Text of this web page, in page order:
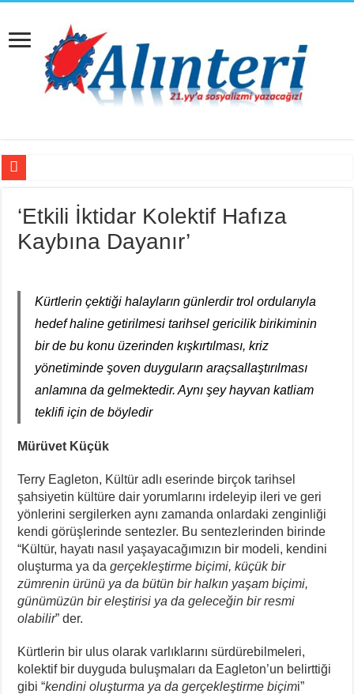
Hissizleşmenin Anatomisi
“Siyasi Bilinç” Kavramının Unsurları
İsviçre’nin İade Ettiği Bahar Yalçınkaya Türkiye’de Tutuklandı
Fail Erkekler Yargıda Hem Suçlu Hem Güçlü!
KORTEKS İşçileri 20 Yıllık Sultaya Karşı Çıkıyor
Bir Mezar Taşı Peşinden 88 Yaşında Strazburg’tan Cûdî’ye
‘Etkili İktidar Kolektif Hafıza
Kaybına Dayanır’
Kürtlerin çektiği halayların günlerdir trol ordularıyla
hedef haline getirilmesi tarihsel gericilik birikiminin
bir de bu konu üzerinden kışkırtılması, kriz
yönetiminde şoven duyguların araçsallaştırılması
anlamına da gelmektedir. Aynı şey hayvan katliam
teklifi için de böyledir
Mürüvet Küçük
Terry Eagleton, Kültür adlı eserinde birçok tarihsel
şahsiyetin kültüre dair yorumlarını irdeleyip ileri ve geri
yönlerini sergilerken aynı zamanda onlardaki zenginliği
kendi görüşlerinde sentezler. Bu sentezlerinden birinde
“Kültür, hayatı nasıl yaşayacağımızın bir modeli, kendini
oluşturma ya dagerçekleştirme biçimi, küçük bir
zümrenin ürünü ya da bütün bir halkın yaşam biçimi,
günümüzün bir eleştirisi ya da geleceğin bir resmi
olabilir” der.
Kürtlerin bir ulus olarak varlıklarını sürdürebilmeleri,
kolektif bir duyguda buluşmaları da Eagleton’un belirttiği
gibi “kendini oluşturma ya da gerçekleştirme biçimi”